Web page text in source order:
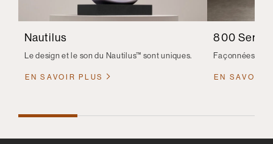
Nautilus
Le design et le son du Nautilus™ sont uniques.
EN SAVOIR PLUS
800
Façonnées.
EN SAVOIR